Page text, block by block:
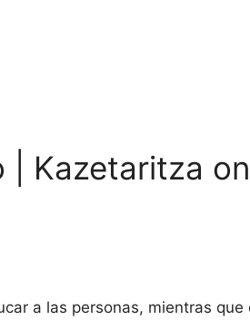
| Kazetaritza
a las personas, mientras